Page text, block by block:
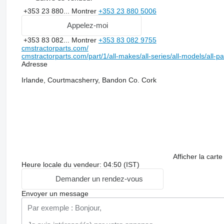
+353 23 880... Montrer +353 23 880 5006
Appelez-moi
+353 83 082... Montrer +353 83 082 9755
cmstractorparts.com/
cmstractorparts.com/part/1/all-makes/all-series/all-models/all-
Adresse
Irlande, Courtmacsherry, Bandon Co. Cork
Afficher la carte
Heure locale du vendeur: 04:50 (IST)
Demander un rendez-vous
Envoyer un message